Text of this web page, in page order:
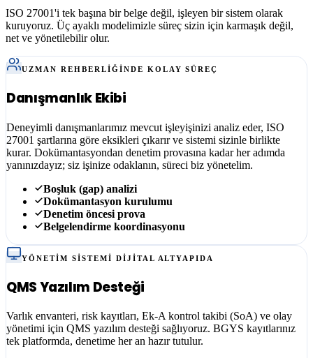
ISO 27001'i tek başına bir belge değil, işleyen bir sistem olarak
kuruyoruz. Üç ayaklı modelimizle süreç sizin için karmaşık değil,
net ve yönetilebilir olur.
UZMAN REHBERLIĞINDE KOLAY SÜREÇ
Danışmanlık Ekibi
Deneyimli danışmanlarımız mevcut işleyişinizi analiz eder, ISO
27001 şartlarına göre eksikleri çıkarır ve sistemi sizinle birlikte
kurar. Dokümantasyondan denetim provasına kadar her adımda
yanınızdayız; siz işinize odaklanın, süreci biz yönetelim.
Boşluk (gap) analizi
Dokümantasyon kurulumu
Denetim öncesi prova
Belgelendirme koordinasyonu
YÖNETIM SISTEMI DIJITAL ALTYAPIDA
QMS Yazılım Desteği
Varlık envanteri, risk kayıtları, Ek-A kontrol takibi (SoA) ve olay
yönetimi için QMS yazılım desteği sağlıyoruz. BGYS kayıtlarınız
tek platformda, denetime her an hazır tutulur.